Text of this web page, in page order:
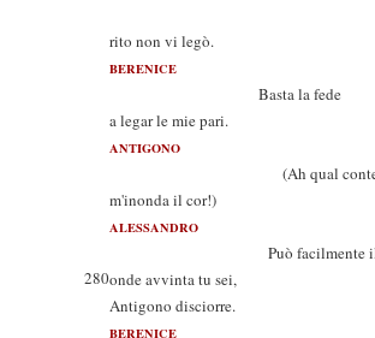
Il
rito non vi legò.
BERENICE
Basta la fede
a legar le mie pari.
ANTIGONO
(Ah qual
m'inonda il cor!)
ALESSANDRO
Può facilmente il
280onde avvinta tu sei,
Antigono disciorre.
BERENICE